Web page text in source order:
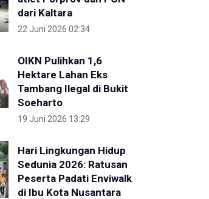
dari Kaltara
22 Juni 2026 02:34
OIKN Pulihkan 1,6
Hektare Lahan Eks
Tambang Ilegal di Bukit
Soeharto
19 Juni 2026 13:29
Hari Lingkungan Hidup
Sedunia 2026: Ratusan
Peserta Padati Enviwalk
di Ibu Kota Nusantara